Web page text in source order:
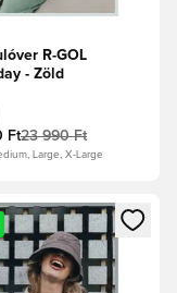
R-GOL
- Zöld
Ft23 990 Ft
Large, X-Large
vagy a tagként
egy modált a